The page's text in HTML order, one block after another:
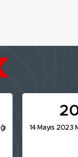
14 Mayıs 2023